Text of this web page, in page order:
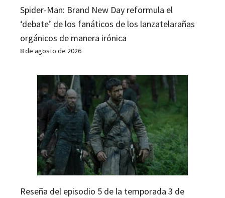
Spider-Man: Brand New Day reformula el
‘debate’ de los fanáticos de los lanzatelarañas
orgánicos de manera irónica
8 de agosto de 2026
Reseña del episodio 5 de la temporada 3 de